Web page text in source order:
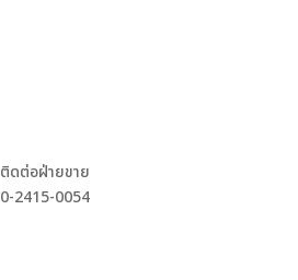
ติดต่อฝ่ายขาย
0-2415-0054